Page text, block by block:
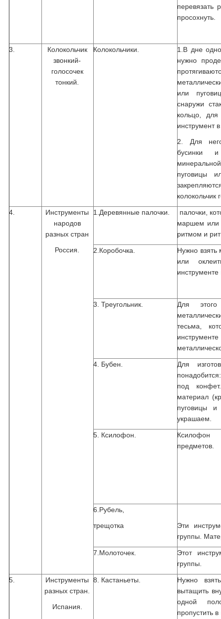
перевязать
просохнуть.
3.
Колокольчик
звонкий-
голосочек
тонкий.
Колокольчики.
1.В дне
нужно
или
снаружи
кольцо,
инструмент
2. Для
бусинки
пуговицы
колокольчик
4.
Инструменты
народов
разных стран
Россия.
1.Деревянные палочки.
палочки,
маршем или
ритмом и
2.Коробочка.
Нужно взять
или
3. Треугольник.
Для этого
тесьма,
4. Бубен.
Для
под
материал
пуговицы
украшаем.
5. Ксилофон.
Ксилофон
предметов.
6.Рубель,
трещотка
Эти
группы.
7.Молоточек.
Этот
группы.
5.
Инструменты
разных стран.
Испания.
8. Кастаньеты.
Нужно
вытащить
одной
пропустить